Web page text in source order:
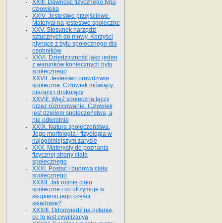
XXIII. Dawność fizycznego typu
człowieka
XXIV. Jestestwo przejściowe.
Materyał na jestestwo społeczne
XXV. Stosunek narzędzi
sztucznych do mowy. Korzyści
płynące z bytu społecznego dla
osobników
XXVI. Dziedziczność jako jeden
z warunków koniecznych bytu
społecznego
XXVII. Jestestwo prawdziwie
społeczne. Człowiek mówiący,
piszący i drukujący
XXVIII. Więź społeczna łączy
przez różnicowanie. Człowiek
jest dziełem społeczeństwa, a
nie odwrotnie
XXIX. Natura społeczeństwa.
Jego morfologia i fizyologia w
najogólniejszym zarysie
XXX. Materyały do poznania
fizycznej strony ciała
społecznego
XXXI. Postać i budowa ciała
społecznego
XXXII. Jak rośnie ciało
społeczne i co utrzymuje w
skupieniu jego części
składowe?
XXXIII. Odpowiedź na pytanie,
co to jest cywilizacya